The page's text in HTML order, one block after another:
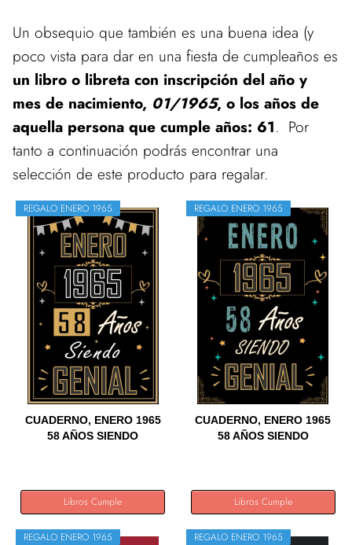
Un obsequio que también es una buena idea (y
poco vista para dar en una fiesta de cumpleaños es
un libro o libreta con inscripción del año y
mes de nacimiento, 01/1965, o los años de
aquella persona que cumple años: 61. Por
tanto a continuación podrás encontrar una
selección de este producto para regalar.
REGALO ENERO 1965
CUADERNO, ENERO 1965
58 AÑOS SIENDO
Libros Cumple
REGALO ENERO 1965
CUADERNO, ENERO 1965
58 AÑOS SIENDO
Libros Cumple
REGALO ENERO 1965 REGALO ENERO 1965